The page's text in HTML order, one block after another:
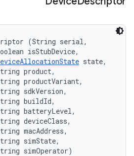
(String serial,
isStubDevice,
state,
product,
productVariant,
sdkVersion,
buildId,
batteryLevel,
deviceClass,
macAddress,
simState,
simOperator)